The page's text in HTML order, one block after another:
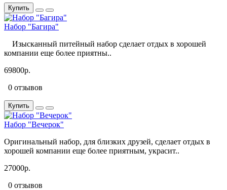
Купить
Набор "Багира"
Изысканный питейный набор сделает отдых в хорошей
компании еще более приятны..
69800р.
0 отзывов
Купить
Набор "Вечерок"
Оригинальный набор, для близких друзей, сделает отдых в
хорошей компании еще более приятным, украсит..
27000р.
0 отзывов